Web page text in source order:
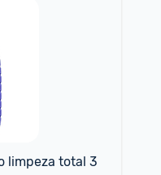
limpeza total 3